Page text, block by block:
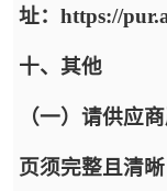
址：https://
十、其他
（一）请供应
页须完整且清